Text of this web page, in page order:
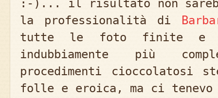
:-)... il risultato non
la professionalità di
tutte le foto finite e
indubbiamente più
procedimenti cioccolatosi
folle e eroica, ma ci tenevo